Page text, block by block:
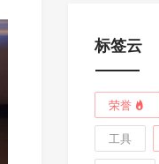
标签云
荣誉
工具